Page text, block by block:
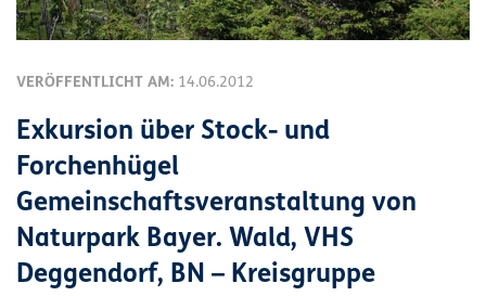
VERÖFFENTLICHT AM: 14.06.2012
Exkursion über Stock- und
Forchenhügel
Gemeinschaftsveranstaltung von
Naturpark Bayer. Wald, VHS
Deggendorf, BN – Kreisgruppe